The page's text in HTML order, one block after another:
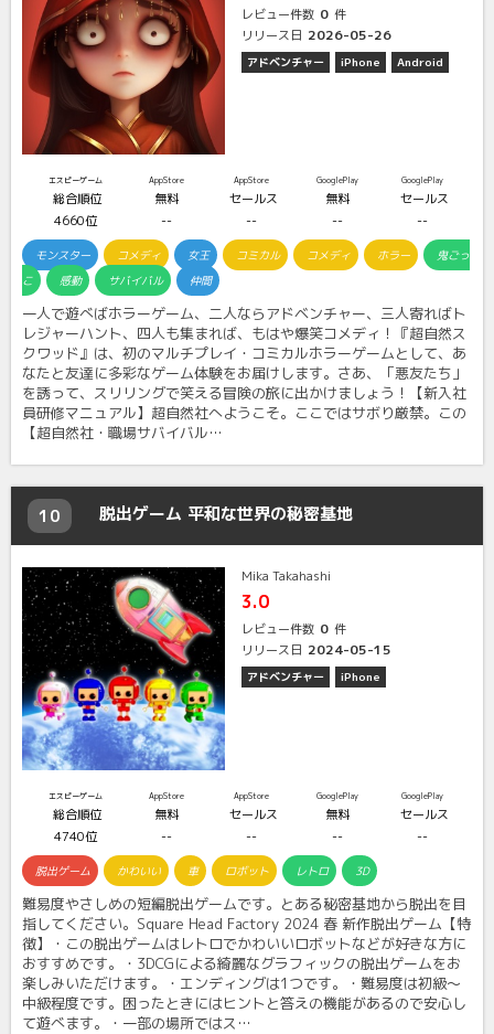
レビュー件数 0 件
リリース日 2026-05-26
アドベンチャー iPhone Android
エスピーゲーム
総合順位
4660位
AppStore
無料
--
AppStore
セールス
--
GooglePlay
無料
--
GooglePlay
セールス
--
モンスター コメディ 女王 コミカル コメディ ホラー
鬼ごっ
こ
感動 サバイバル 仲間
一人で遊べばホラーゲーム、二人ならアドベンチャー、三人寄ればト
レジャーハント、四人も集まれば、もはや爆笑コメディ！『超自然ス
クワッド』は、初のマルチプレイ・コミカルホラーゲームとして、あ
なたと友達に多彩なゲーム体験をお届けします。さあ、「悪友たち」
を誘って、スリリングで笑える冒険の旅に出かけましょう！【新入社
員研修マニュアル】超自然社へようこそ。ここではサボり厳禁。この
【超自然社・職場サバイバル…
10 脱出ゲーム 平和な世界の秘密基地
Mika Takahashi
3.0
レビュー件数 0 件
リリース日 2024-05-15
アドベンチャー iPhone
エスピーゲーム
総合順位
4740位
AppStore
無料
--
AppStore
セールス
--
GooglePlay
無料
--
GooglePlay
セールス
--
脱出ゲーム かわいい 車 ロボット レトロ 3D
難易度やさしめの短編脱出ゲームです。とある秘密基地から脱出を目
指してください。Square Head Factory 2024 春 新作脱出ゲーム【特
徴】・この脱出ゲームはレトロでかわいいロボットなどが好きな方に
おすすめです。・3DCGによる綺麗なグラフィックの脱出ゲームをお
楽しみいただけます。・エンディングは1つです。・難易度は初級〜
中級程度です。困ったときにはヒントと答えの機能があるので安心し
て遊べます。・一部の場所ではス…